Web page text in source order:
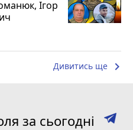
Ігор
Дивитись ще keyboard_arrow_right
за сьогодні